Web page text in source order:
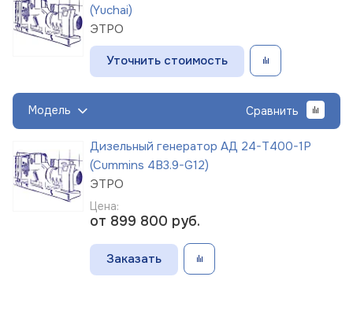
(Yuchai)
ЭТРО
Уточнить стоимость
Модель Сравнить
Дизельный генератор АД 24-Т400-1Р
(Cummins 4B3.9-G12)
ЭТРО
Цена:
от 899 800 руб.
Заказать